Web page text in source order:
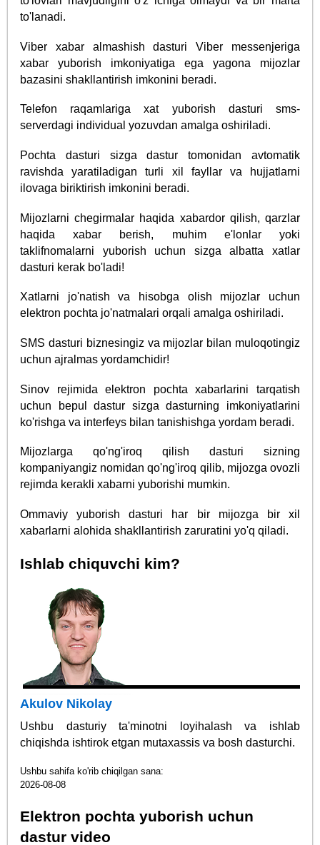
to'lanadi.
Viber xabar almashish dasturi Viber messenjeriga
xabar yuborish imkoniyatiga ega yagona mijozlar
bazasini shakllantirish imkonini beradi.
Telefon raqamlariga xat yuborish dasturi sms-
serverdagi individual yozuvdan amalga oshiriladi.
Pochta dasturi sizga dastur tomonidan avtomatik
ravishda yaratiladigan turli xil fayllar va hujjatlarni
ilovaga biriktirish imkonini beradi.
Mijozlarni chegirmalar haqida xabardor qilish, qarzlar
haqida xabar berish, muhim e'lonlar yoki
taklifnomalarni yuborish uchun sizga albatta xatlar
dasturi kerak bo'ladi!
Xatlarni jo'natish va hisobga olish mijozlar uchun
elektron pochta jo'natmalari orqali amalga oshiriladi.
SMS dasturi biznesingiz va mijozlar bilan muloqotingiz
uchun ajralmas yordamchidir!
Sinov rejimida elektron pochta xabarlarini tarqatish
uchun bepul dastur sizga dasturning imkoniyatlarini
ko'rishga va interfeys bilan tanishishga yordam beradi.
Mijozlarga qo'ng'iroq qilish dasturi sizning
kompaniyangiz nomidan qo'ng'iroq qilib, mijozga ovozli
rejimda kerakli xabarni yuborishi mumkin.
Ommaviy yuborish dasturi har bir mijozga bir xil
xabarlarni alohida shakllantirish zaruratini yo'q qiladi.
Ishlab chiquvchi kim?
Akulov Nikolay
Ushbu dasturiy ta'minotni loyihalash va ishlab
chiqishda ishtirok etgan mutaxassis va bosh dasturchi.
Ushbu sahifa ko'rib chiqilgan sana:
2026-08-08
Elektron pochta yuborish uchun
dastur video